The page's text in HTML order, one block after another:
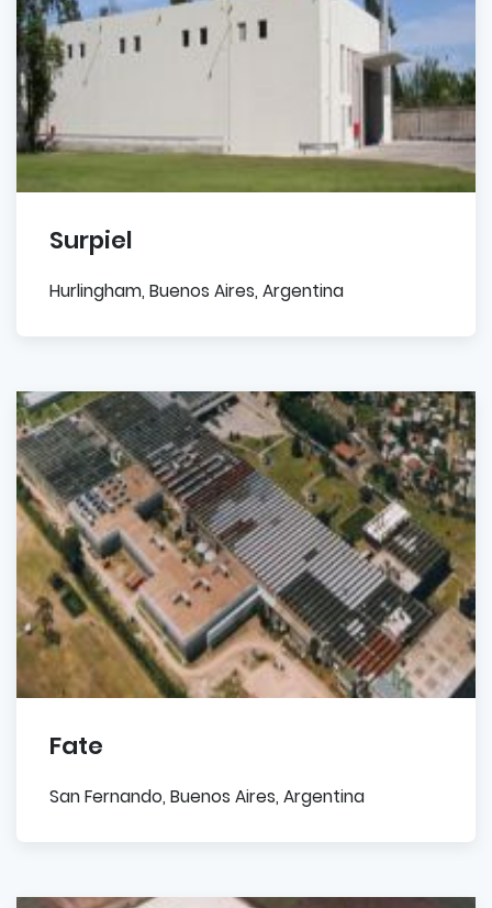
Surpiel
Hurlingham, Buenos Aires, Argentina
Fate
San Fernando, Buenos Aires, Argentina